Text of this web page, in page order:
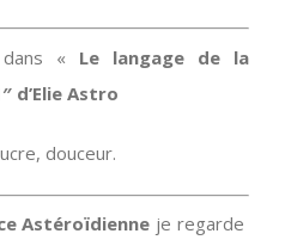
« Le langage de la
d’Elie Astro
douceur.
Astéroïdienne je regarde